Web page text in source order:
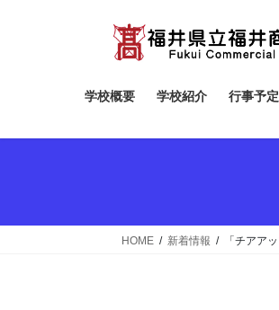
ス
ン
学校概要 学校紹介 行事予定
HOME 新着情報 「チアア